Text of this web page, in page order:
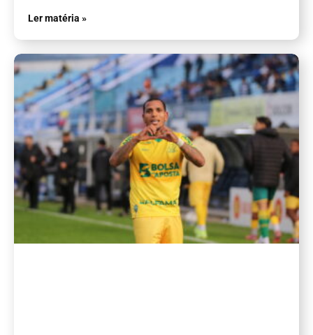
Ler matéria »